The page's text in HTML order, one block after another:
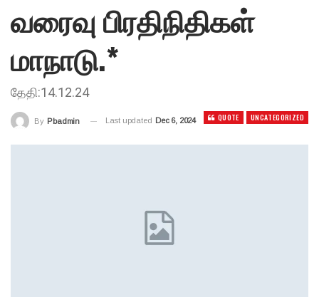
வரைவு பிரதிநிதிகள்
மாநாடு.*
தேதி:14.12.24
QUOTE UNCATEGORIZED
By Pbadmin Last updated Dec 6, 2024